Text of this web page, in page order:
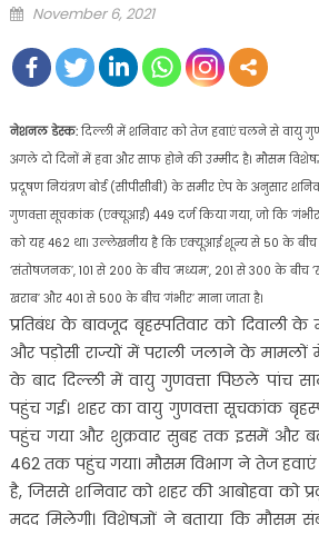
Posted
November 6, 2021
नेशनल डेस्क:दिल्ली में शनिवार को तेज हवाएं चलने से वायु
अगले दो दिनों में हवा और साफ होने की उम्मीद है। मौसम
प्रदूषण नियंत्रण बोर्ड (सीपीसीबी) के समीर ऐप के अनुसार
गुणवत्ता सूचकांक (एक्यूआई) 449 दर्ज किया गया, जो कि
को यह 462 था। उल्लेखनीय है कि एक्यूआई शून्य से 50 के बीच
‘संतोषजनक’, 101 से 200 के बीच ‘मध्यम’, 201 से 300 के बीच
खराब’ और 401 से 500 के बीच ‘गंभीर’ माना जाता है।
प्रतिबंध के बावजूद बृहस्पतिवार को
और पड़ोसी राज्यों में पराली जलाने के मामलों
के बाद दिल्ली में वायु गुणवत्ता पिछले पांच
पहुंच गई। शहर का वायु गुणवत्ता सूचकांक
पहुंच गया और शुक्रवार सुबह तक इसमें और
462 तक पहुंच गया। मौसम विभाग ने तेज
है, जिससे शनिवार को शहर की आबोहवा को
मदद मिलेगी। विशेषज्ञों ने बताया कि मौसम